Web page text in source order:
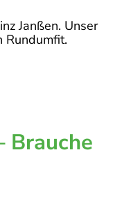
Janßen. Unser
Rundumfit.
Brauche